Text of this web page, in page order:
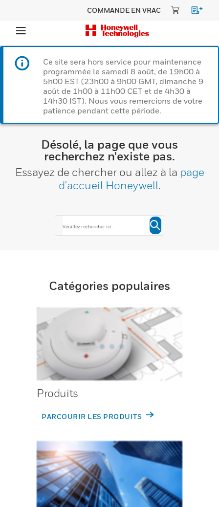
COMMANDE EN VRAC
Ce site sera hors service pour maintenance
programmée le samedi 8 août, de 19h00 à
5h00 EST (23h00 à 9h00 GMT, dimanche 9
août de 1h00 à 11h00 CET et de 4h30 à
14h30 IST). Nous vous remercions de votre
patience pendant cette période.
Désolé, la page que vous
recherchez n'existe pas.
Essayez de chercher ou allez à la page
d'accueil Honeywell.
Catégories populaires
Produits
PARCOURIR LES PRODUITS